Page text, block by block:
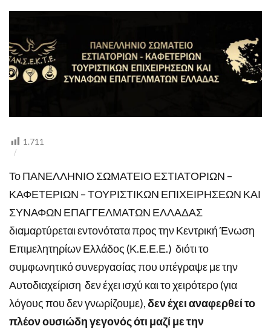
1.711
Το ΠΑΝΕΛΛΗΝΙΟ ΣΩΜΑΤΕΙΟ ΕΣΤΙΑΤΟΡΙΩΝ –
ΚΑΦΕΤΕΡΙΩΝ – ΤΟΥΡΙΣΤΙΚΩΝ ΕΠΙΧΕΙΡΗΣΕΩΝ ΚΑΙ
ΣΥΝΑΦΩΝ ΕΠΑΓΓΕΛΜΑΤΩΝ ΕΛΛΑΔΑΣ
διαμαρτύρεται εντονότατα προς την Κεντρική Ένωση
Επιμελητηρίων Ελλάδος (Κ.Ε.Ε.Ε.) διότι το
συμφωνητικό συνεργασίας που υπέγραψε με την
Αυτοδιαχείριση δεν έχει ισχύ και το χειρότερο (για
λόγους που δεν γνωρίζουμε),δενέχει αναφερθεί το
πλέον ουσιώδη γεγονός ότι μαζί με την